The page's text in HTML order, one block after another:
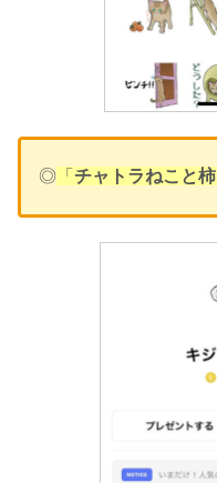
◎ 「 チャトラねこと柿